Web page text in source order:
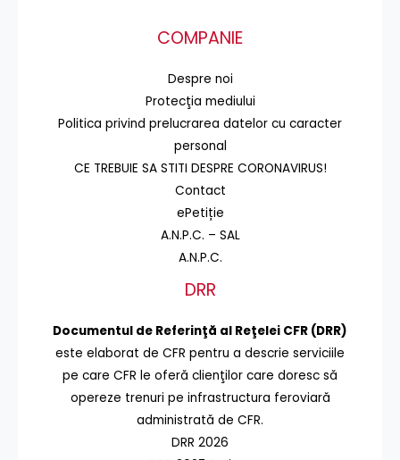
COMPANIE
Despre noi
Protecţia mediului
Politica privind prelucrarea datelor cu caracter
personal
CE TREBUIE SA STITI DESPRE CORONAVIRUS!
Contact
ePetiție
A.N.P.C. – SAL
A.N.P.C.
DRR
Documentul de Referinţă al Reţelei CFR (DRR)
este elaborat de CFR pentru a descrie serviciile
pe care CFR le oferă clienţilor care doresc să
opereze trenuri pe infrastructura feroviară
administrată de CFR.
DRR 2026